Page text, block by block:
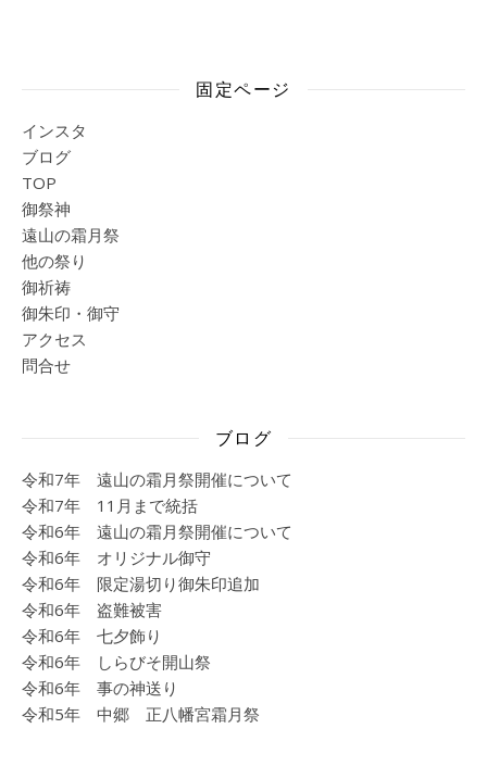
固定ページ
インスタ
ブログ
TOP
御祭神
遠山の霜月祭
他の祭り
御祈祷
御朱印・御守
アクセス
問合せ
ブログ
令和7年 遠山の霜月祭開催について
令和7年 11月まで統括
令和6年 遠山の霜月祭開催について
令和6年 オリジナル御守
令和6年 限定湯切り御朱印追加
令和6年 盗難被害
令和6年 七夕飾り
令和6年 しらびそ開山祭
令和6年 事の神送り
令和5年 中郷 正八幡宮霜月祭